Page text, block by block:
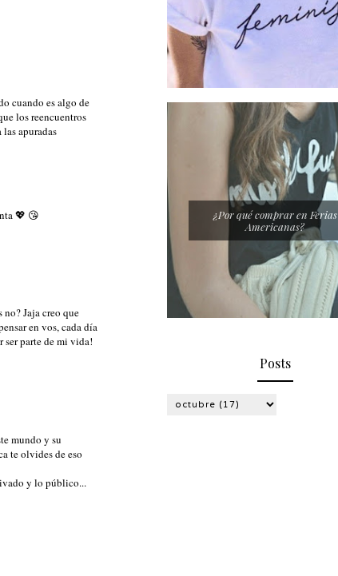
cuando es algo de
los reencuentros
apuradas
💖 😘
Jaja creo que
en vos, cada día
ser parte de mi vida!
mundo y su
te olvides de eso
y lo público...
¿Por qué comprar en Ferias
Americanas?
Posts